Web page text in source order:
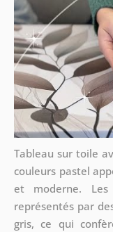
Tableau sur toile
couleurs pastel
et moderne.
représentés par
gris, ce qui